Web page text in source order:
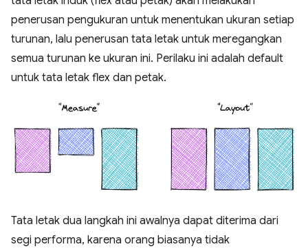
penerusan pengukuran untuk menentukan ukuran setiap
turunan, lalu penerusan tata letak untuk meregangkan
semua turunan ke ukuran ini. Perilaku ini adalah default
untuk tata letak flex dan petak.
Tata letak dua langkah ini awalnya dapat diterima dari
segi performa, karena orang biasanya tidak